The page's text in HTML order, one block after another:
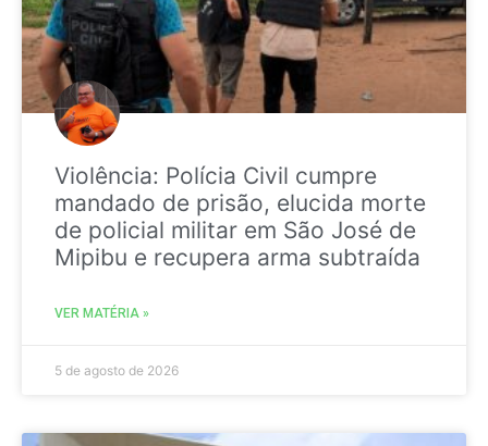
Violência: Polícia Civil cumpre
mandado de prisão, elucida morte
de policial militar em São José de
Mipibu e recupera arma subtraída
VER MATÉRIA »
5 de agosto de 2026